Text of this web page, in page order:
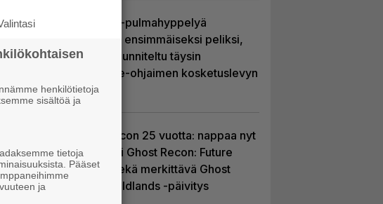
Uutta PS5-pulmahyppelyä
kuvaillaan ensimmäiseksi peliksi,
joka on suunniteltu täysin
DualSense-ohjaimen kosketuslevyn
ympärille
Ghost Recon 25 vuotta: nappaa nyt
ilmaiseksi Ghost Recon: Future
Soldier sekä merkittävä Ghost
Recon Wildlands -päivitys
henkilötietoja
sisältöä ja
tietoja
Pääset
ja